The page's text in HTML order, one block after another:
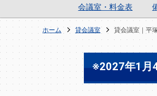
会議室・料金表
ホーム 貸会議室 貸会議室｜平
※2027年1月